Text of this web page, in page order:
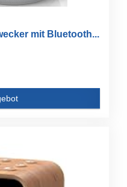
mit Bluetooth...